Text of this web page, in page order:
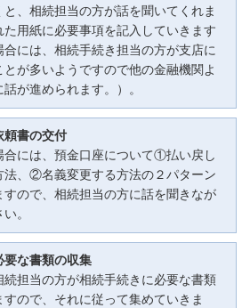
、相続担当の方が話を聞いてくれま
た用紙に必要事項を記入していきます
合には、相続手続き担当の方が支店に
とが多いようですので他の金融機関よ
が進められます。）。
頼書の交付
には、預金口座について①払い戻し
法、②名義変更する方法の２パターン
すので、相続担当の方に話を聞きなが
。
要な書類の収集
担当の方が相続手続きに必要な書類
すので、それに従って集めていきま